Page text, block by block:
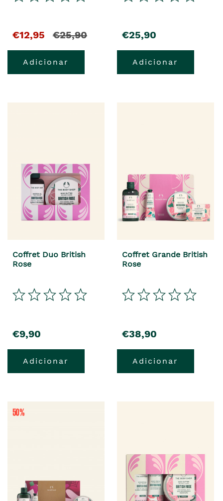
€12,95 €25,90
Adicionar
€25,90
Adicionar
Coffret Duo British
Rose
€9,90
Adicionar
Coffret Grande British
Rose
€38,90
Adicionar